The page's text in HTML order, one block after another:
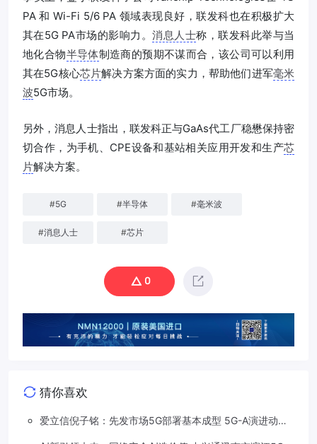
PA 和 Wi-Fi 5/6 PA 领域表现良好，联发科也在积极扩大
其在5G PA市场的影响力。消息人士称，联发科此举与当
地化合物半导体制造商的预期不谋而合，该公司可以利用
其在5G核心芯片解决方案方面的实力，帮助他们进军毫米
波5G市场。
另外，消息人士指出，联发科正与GaAs代工厂稳懋保持密
切合作，为手机、CPE设备和基站相关应用开发和生产芯
片解决方案。
#5G #半导体 #毫米波
#消息人士 #芯片
0
猜你喜欢
爱立信倪子铭：先发市场5G部署基本成型 5G-A演进动能